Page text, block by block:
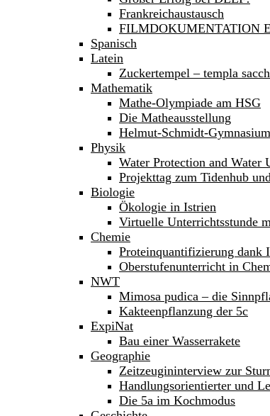
Frankreichaustausch
FILMDOKUMENTATION
Spanisch
Latein
Zuckertempel – templa
Mathematik
Mathe-Olympiade am HSG
Die Matheausstellung
Helmut-Schmidt-
Physik
Water Protection and Water
Projekttag zum Tidenhub
Biologie
Ökologie in Istrien
Virtuelle Unterrichtsstunde
Chemie
Proteinquantifizierung dank
Oberstufenunterricht in
NWT
Mimosa pudica – die
Kakteenpflanzung der 5c
ExpiNat
Bau einer Wasserrakete
Geographie
Zeitzeugininterview zur
Handlungsorientierter und
Die 5a im Kochmodus